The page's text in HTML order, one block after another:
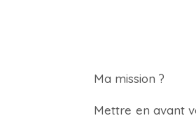
Ma mission ?
Mettre en avant